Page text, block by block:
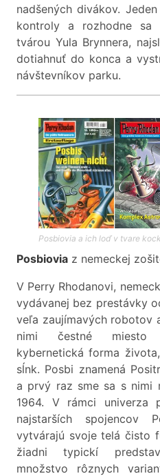
nadšených divákov.
kontroly a rozhodne
tvárou Yula Brynnera,
dotiahnuť do konca a
návštevníkov parku.
Posbiovia a ich loď v tvare
Posbiovia z nemeckej
V Perry Rhodanovi,
vydávanej bez prestávky
veľa zaujímavých robotov
nimi čestné miesto
kybernetická forma
sĺnk. Posbi znamená
a prvý raz sme sa s nimi
1964. V rámci univerza
najstarších spojencov
vytvárajú svoje telá čisto
žiadni typickí
množstvo rôznych